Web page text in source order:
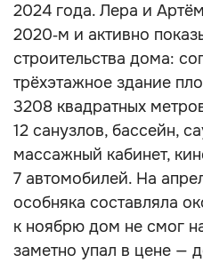
2024 года. Лера и
2020‑м и активно
строительства дома:
трёхэтажное здание
3208 квадратных
12 санузлов, бассейн,
массажный кабинет,
7 автомобилей. На
особняка составляла
к ноябрю дом не смог
заметно упал в цене —